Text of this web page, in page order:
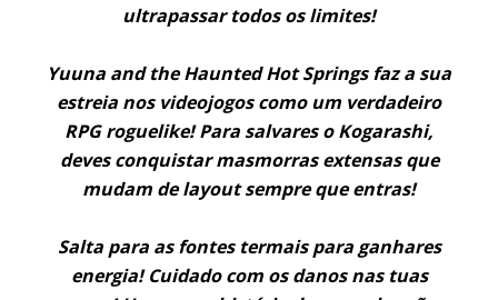
ultrapassar todos os limites!
Yuuna and the Haunted Hot Springs faz a sua
estreia nos videojogos como um verdadeiro
RPG roguelike! Para salvares o Kogarashi,
deves conquistar masmorras extensas que
mudam de layout sempre que entras!
Salta para as fontes termais para ganhares
energia! Cuidado com os danos nas tuas